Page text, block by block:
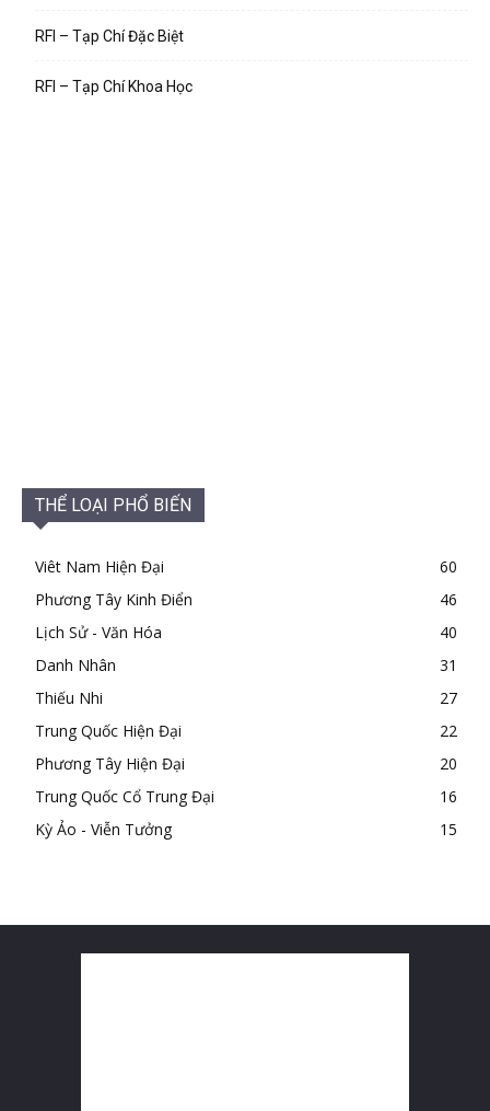
RFI – Tạp Chí Đặc Biệt
RFI – Tạp Chí Khoa Học
THỂ LOẠI PHỔ BIẾN
Viêt Nam Hiện Đại
60
Phương Tây Kinh Điển
46
Lịch Sử - Văn Hóa
40
Danh Nhân
31
Thiếu Nhi
27
Trung Quốc Hiện Đại
22
Phương Tây Hiện Đại
20
Trung Quốc Cổ Trung Đại
16
Kỳ Ảo - Viễn Tưởng
15